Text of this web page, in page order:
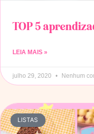
TOP 5
LEIA MAIS »
julho 29, 2020 Nenhum
LISTAS